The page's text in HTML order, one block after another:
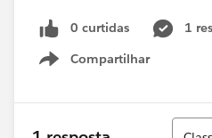
0 curtidas
1
Compartilhar
Show menu